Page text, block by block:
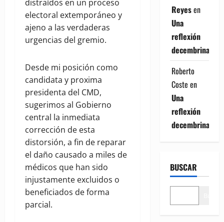
distraídos en un proceso
electoral extemporáneo y
ajeno a las verdaderas
urgencias del gremio.
Desde mi posición como
candidata y proxima
presidenta del CMD,
sugerimos al Gobierno
central la inmediata
corrección de esta
distorsión, a fin de reparar
el daño causado a miles de
médicos que han sido
injustamente excluidos o
beneficiados de forma
parcial.
Reyesen
Una
reflexión
decembrina
Roberto
Coste en
Una
reflexión
decembrina
BUSCAR